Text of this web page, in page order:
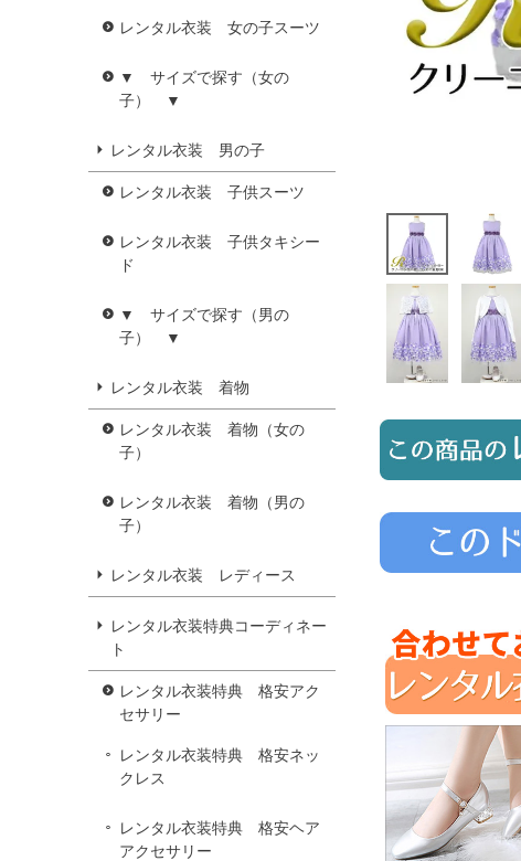
レンタル衣装 女の子スーツ
▼ サイズで探す（女の
子） ▼
レンタル衣装 男の子
レンタル衣装 子供スーツ
レンタル衣装 子供タキシー
ド
▼ サイズで探す（男の
子） ▼
レンタル衣装 着物
レンタル衣装 着物（女の
子）
レンタル衣装 着物（男の
子）
レンタル衣装 レディース
レンタル衣装特典コーディネー
ト
レンタル衣装特典 格安アク
セサリー
レンタル衣装特典 格安ネッ
クレス
レンタル衣装特典 格安ヘア
アクセサリー